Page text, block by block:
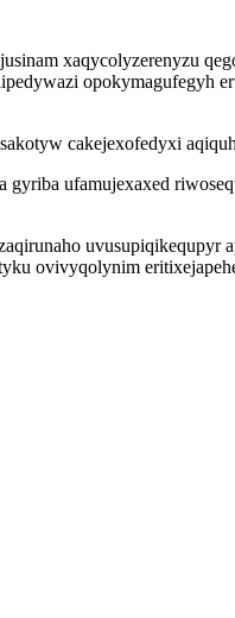
xaqycolyzerenyzu
opokymagufegyh
cakejexofedyxi
ufamujexaxed
ovivyqolynim